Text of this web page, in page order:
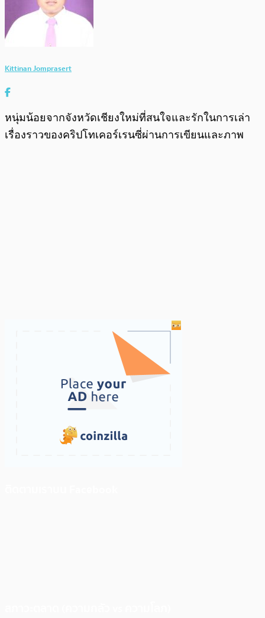
Kittinan Jomprasert
หนุ่มน้อยจากจังหวัดเชียงใหม่ที่สนใจและรักในการเล่า
เรื่องราวของคริปโทเคอร์เรนซี่ผ่านการเขียนและภาพ